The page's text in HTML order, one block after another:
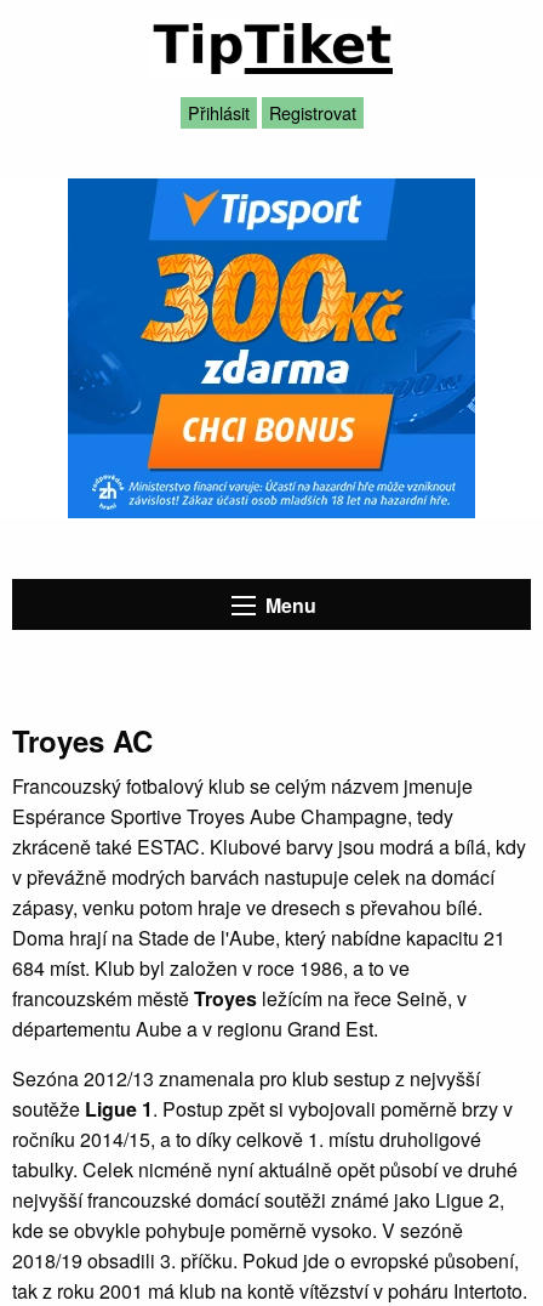
Přihlásit Registrovat
Menu
Troyes AC
Francouzský fotbalový klub se celým názvem jmenuje
Espérance Sportive Troyes Aube Champagne, tedy
zkráceně také ESTAC. Klubové barvy jsou modrá a bílá, kdy
v převážně modrých barvách nastupuje celek na domácí
zápasy, venku potom hraje ve dresech s převahou bílé.
Doma hrají na Stade de l'Aube, který nabídne kapacitu 21
684 míst. Klub byl založen v roce 1986, a to ve
francouzském městěTroyes ležícím na řece Seině, v
départementu Aube a v regionu Grand Est.
Sezóna 2012/13 znamenala pro klub sestup z nejvyšší
soutěže Ligue 1. Postup zpět si vybojovali poměrně brzy v
ročníku 2014/15, a to díky celkově 1. místu druholigové
tabulky. Celek nicméně nyní aktuálně opět působí ve druhé
nejvyšší francouzské domácí soutěži známé jako Ligue 2,
kde se obvykle pohybuje poměrně vysoko. V sezóně
2018/19 obsadili 3. příčku. Pokud jde o evropské působení,
tak z roku 2001 má klub na kontě vítězství v poháru Intertoto.